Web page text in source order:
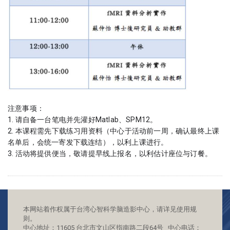
注意事项：
1. 请自备一台笔电并先灌好Matlab、SPM12。
2. 本课程需先下载练习用资料（中心于活动前一周，确认最终上课
名单后，会统一寄发下载连结），以利上课进行。
3. 活动将提供便当，敬请提早线上报名，以利估计座位与订餐。
本网站着作权属于台湾心智科学脑造影中心，请详见使用规
则。
中心地址：11605 台北市文山区指南路二段64号 中心电话：